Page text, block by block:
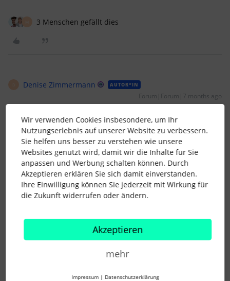
3 Menschen gefällt dies
Denise Zimmermann AUTOR*IN
Forum|Forum|7 months ago
machen, habe es dann aber glücklicherweise doch nicht
gebraucht. Mein Work-around wäre gewesen, 6 jährliche
Zahlungen anzulegen und dann eben die entsprechenden
Monate auszuwählen.
Für bessere Ideen, gerne, jederzeit. Kommt ja vielleicht mal
wieder.
Grundsätzlich guter Workaround. Vielen Dank.
Für mich zu viel manueller Aufwand und zu fehleranfällig.
Leider :(
Wir verwenden Cookies insbesondere, um Ihr
Nutzungserlebnis auf unserer Website zu verbessern.
Sie helfen uns besser zu verstehen wie unsere
Websites genutzt wird, damit wir die Inhalte für Sie
anpassen und Werbung schalten können. Durch
Akzeptieren erklären Sie sich damit einverstanden.
Ihre Einwilligung können Sie jederzeit mit Wirkung für
die Zukunft widerrufen oder ändern.
Akzeptieren
mehr
Impressum | Datenschutzerklärung